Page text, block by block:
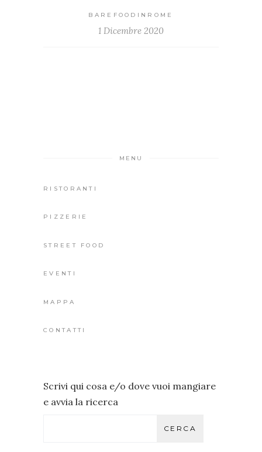
BAREFOODINROME
1 Dicembre 2020
MENU
RISTORANTI
PIZZERIE
STREET FOOD
EVENTI
MAPPA
CONTATTI
Scrivi qui cosa e/o dove vuoi mangiare
e avvia la ricerca
CERCA